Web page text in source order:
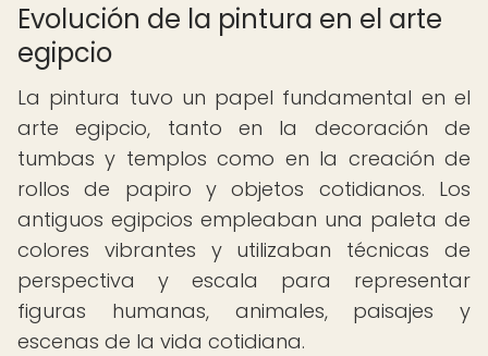
Evolución de la pintura en el arte
egipcio
La pintura tuvo un papel fundamental en el
arte egipcio, tanto en la decoración de
tumbas y templos como en la creación de
rollos de papiro y objetos cotidianos. Los
antiguos egipcios empleaban una paleta de
colores vibrantes y utilizaban técnicas de
perspectiva y escala para representar
figuras humanas, animales, paisajes y
escenas de la vida cotidiana.